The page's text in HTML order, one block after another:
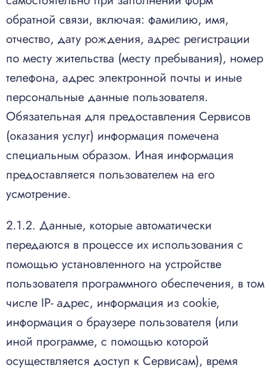
обратной связи, включая: фамилию, имя,
отчество, дату рождения, адрес регистрации
по месту жительства (месту пребывания), номер
телефона, адрес электронной почты и иные
персональные данные пользователя.
Обязательная для предоставления Сервисов
(оказания услуг) информация помечена
специальным образом. Иная информация
предоставляется пользователем на его
усмотрение.
2.1.2. Данные, которые автоматически
передаются в процессе их использования с
помощью установленного на устройстве
пользователя программного обеспечения, в том
числе IP- адрес, информация из cookie,
информация о браузере пользователя (или
иной программе, с помощью которой
осуществляется доступ к Сервисам), время